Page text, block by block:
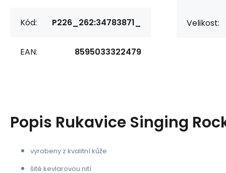
Kód: P226_262:34783871_
EAN: 8595033322479
Velikost:
Popis Rukavice Singing
vyrobeny z kvalitní kůže
šité kevlarovou nití